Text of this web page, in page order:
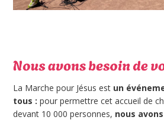
La Marche pour Jésus est un
tous : pour permettre cet accueil de
devant 10 000 personnes, nous